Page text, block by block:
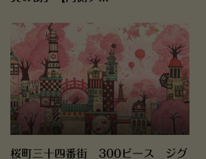
桜町三十四番街 300ピース ジグ